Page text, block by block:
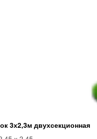
3х2,3м двухсекционная